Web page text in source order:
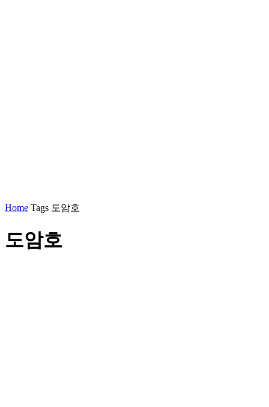
Home Tags 도암호
도암호